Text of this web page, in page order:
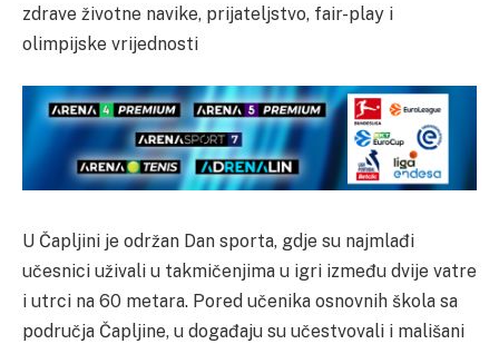
zdrave životne navike, prijateljstvo, fair-play i
olimpijske vrijednosti
U Čapljini je održan Dan sporta, gdje su najmlađi
učesnici uživali u takmičenjima u igri između dvije vatre
i utrci na 60 metara. Pored učenika osnovnih škola sa
područja Čapljine, u događaju su učestvovali i mališani